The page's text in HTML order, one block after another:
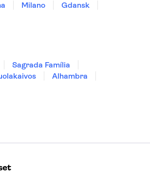
Milano
Gdansk
Sagrada Família
Alhambra